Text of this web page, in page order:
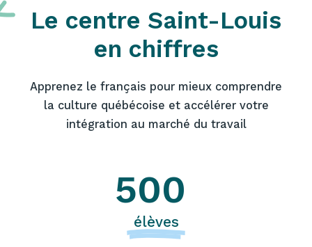
Le centre Saint-Louis
en chiffres
Apprenez le français pour mieux comprendre
la culture québécoise et accélérer votre
intégration au marché du travail
500
élèves